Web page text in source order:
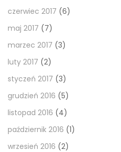
czerwiec 2017 (6)
maj 2017 (7)
marzec 2017 (3)
luty 2017 (2)
styczeń 2017 (3)
grudzień 2016 (5)
listopad 2016 (4)
październik 2016 (1)
wrzesień 2016 (2)